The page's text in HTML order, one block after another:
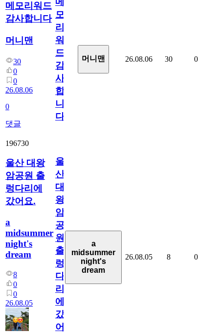
메모리워드
감사합니다
머니맨
30
0
0
26.08.06
0
댓글
모
리
워
드
감
사
합
니
다
머니맨 26.08.06 30 0
196730
울산 대왕
암공원 출
렁다리에
갔어요.
a
midsummer
night's
dream
8
0
0
26.08.05
울
산
대
왕
암
공
원
출
렁
다
리
에
갔
어
a
midsummer
night's
dream
26.08.05 8 0